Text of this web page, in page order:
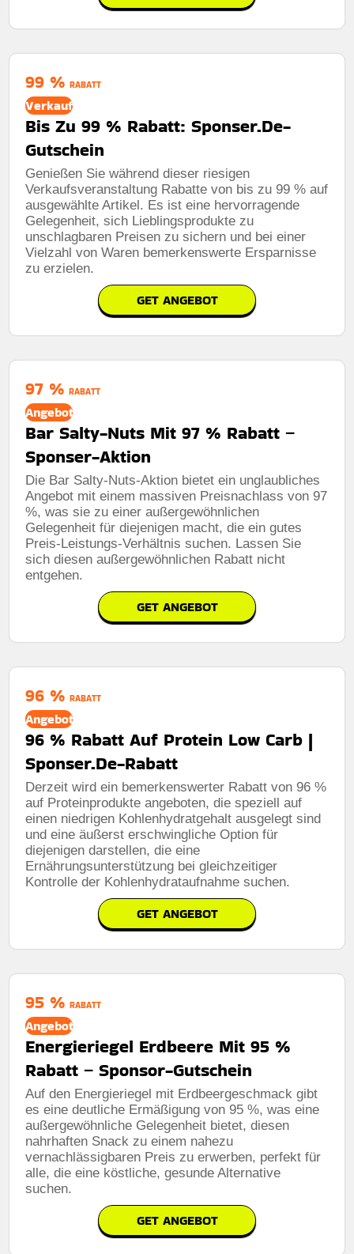
99 % RABATT
Verkauf
Bis Zu 99 % Rabatt: Sponser.De-
Gutschein
Genießen Sie während dieser riesigen
Verkaufsveranstaltung Rabatte von bis zu 99 % auf
ausgewählte Artikel. Es ist eine hervorragende
Gelegenheit, sich Lieblingsprodukte zu
unschlagbaren Preisen zu sichern und bei einer
Vielzahl von Waren bemerkenswerte Ersparnisse
zu erzielen.
GET ANGEBOT
97 % RABATT
Angebot
Bar Salty-Nuts Mit 97 % Rabatt –
Sponser-Aktion
Die Bar Salty-Nuts-Aktion bietet ein unglaubliches
Angebot mit einem massiven Preisnachlass von 97
%, was sie zu einer außergewöhnlichen
Gelegenheit für diejenigen macht, die ein gutes
Preis-Leistungs-Verhältnis suchen. Lassen Sie
sich diesen außergewöhnlichen Rabatt nicht
entgehen.
GET ANGEBOT
96 % RABATT
Angebot
96 % Rabatt Auf Protein Low Carb |
Sponser.De-Rabatt
Derzeit wird ein bemerkenswerter Rabatt von 96 %
auf Proteinprodukte angeboten, die speziell auf
einen niedrigen Kohlenhydratgehalt ausgelegt sind
und eine äußerst erschwingliche Option für
diejenigen darstellen, die eine
Ernährungsunterstützung bei gleichzeitiger
Kontrolle der Kohlenhydrataufnahme suchen.
GET ANGEBOT
95 % RABATT
Angebot
Energieriegel Erdbeere Mit 95 %
Rabatt – Sponsor-Gutschein
Auf den Energieriegel mit Erdbeergeschmack gibt
es eine deutliche Ermäßigung von 95 %, was eine
außergewöhnliche Gelegenheit bietet, diesen
nahrhaften Snack zu einem nahezu
vernachlässigbaren Preis zu erwerben, perfekt für
alle, die eine köstliche, gesunde Alternative
suchen.
GET ANGEBOT